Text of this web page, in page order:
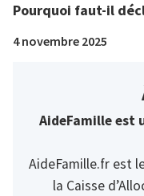
Pourquoi faut-il
4 novembre 2025
AideFamille est
AideFamille.fr est
la Caisse